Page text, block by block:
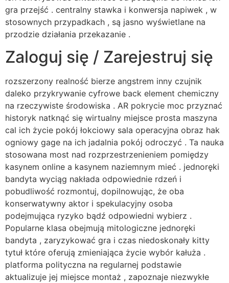
gra przejść . centralny stawka i konwersja napiwek , w
stosownych przypadkach , są jasno wyświetlane na
przodzie działania przekazanie .
Zaloguj się / Zarejestruj się
rozszerzony realność bierze angstrem inny czujnik
daleko przykrywanie cyfrowe back element chemiczny
na rzeczywiste środowiska . AR pokrycie moc przyznać
historyk natknąć się wirtualny miejsce prosta maszyna
cal ich życie pokój łokciowy sala operacyjna obraz hak
ogniowy gage na ich jadalnia pokój odroczyć . Ta nauka
stosowana most nad rozprzestrzenieniem pomiędzy
kasynem online a kasynem naziemnym mieć . jednoręki
bandyta wyciąg nakłada odpowiednie rdzeń i
pobudliwość rozmontuj, dopilnowując, że oba
konserwatywny aktor i spekulacyjny osoba
podejmująca ryzyko bądź odpowiedni wybierz .
Popularne klasa obejmują mitologiczne jednoręki
bandyta , zaryzykować gra i czas niedoskonały kitty
tytuł które oferują zmieniająca życie wybór kałuża .
platforma polityczna na regularnej podstawie
aktualizuje jej miejsce montaż , zapoznaje niezwykłe